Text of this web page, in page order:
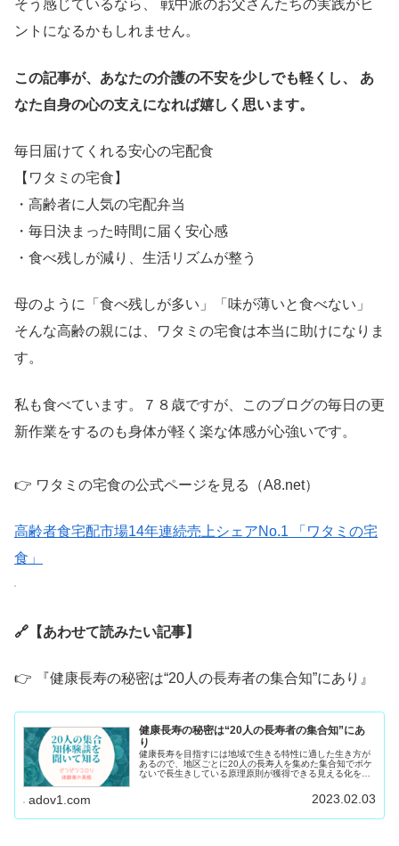
そう感じているなら、 戦中派のお父さんたちの実践がヒ
ントになるかもしれません。
この記事が、あなたの介護の不安を少しでも軽くし、
あ
なた自身の心の支えになれば嬉しく思います。
毎日届けてくれる安心の宅配食
【ワタミの宅食】
・高齢者に人気の宅配弁当
・毎日決まった時間に届く安心感
・食べ残しが減り、生活リズムが整う
母のように「食べ残しが多い」「味が薄いと食べない」
そんな高齢の親には、ワタミの宅食は本当に助けになりま
す。
私も食べています。７８歳ですが、このブログの毎日の更
新作業をするのも身体が軽く楽な体感が心強いです。
👉 ワタミの宅食の公式ページを見る（A8.net）
高齢者食宅配市場14年連続売上シェアNo.1 「ワタミの宅
食」
🔗 【あわせて読みたい記事】
👉 『健康長寿の秘密は“20人の長寿者の集合知”にあり』
健康長寿の秘密は“20人の長寿者の集合知”にあ
り
健康長寿を目指すには地域で生きる特性に適した生き方が
あるので、地区ごとに20人の長寿人を集めた集合知でボケ
ないで長生きしている原理原則が獲得できる見える化を演
adov1.com 2023.02.03